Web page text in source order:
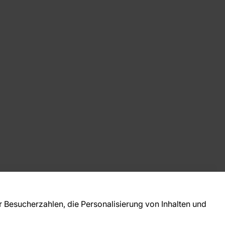
die Personalisierung von Inhalten und
persönlich.